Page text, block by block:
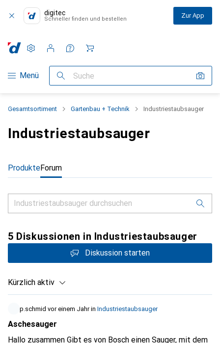
digitec
Schneller finden und bestellen Zur App
Navigation nach Kategorien
Menü Suche
Einstellungen
Kundenkonto
Vergleichslisten
Merklisten
Warenkorb
Gesamtsortiment Gartenbau + Technik Industriestaubsauger
Industriestaubsauger
ProdukteForum
5 Diskussionen in Industriestaubsauger
Diskussion starten
Kürzlich aktiv
p.schmid vor einem Jahrin Industriestaubsauger
Aschesauger
Hallo zusammen Gibt es von Bosch einen Sauger, mit dem